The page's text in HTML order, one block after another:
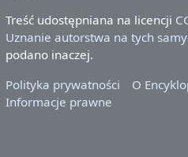
Treść udostępniana na licencji
Uznanie autorstwa na tych
podano inaczej.
Polityka prywatności
O
Informacje prawne